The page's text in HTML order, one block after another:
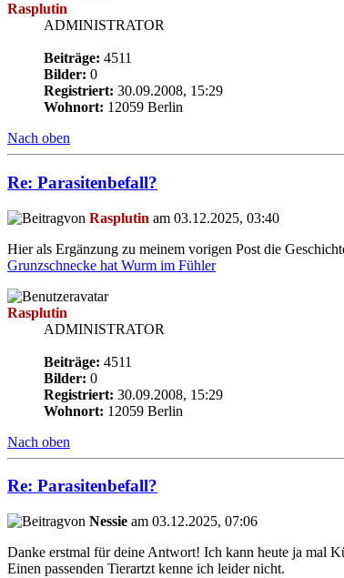
Rasplutin
ADMINISTRATOR
Beiträge: 4511
Bilder: 0
Registriert: 30.09.2008, 15:29
Wohnort: 12059 Berlin
Nach oben
Re: Parasitenbefall?
von Rasplutin am 03.12.2025, 03:40
Hier als Ergänzung zu meinem vorigen Post die
Grunzschnecke hat Wurm im Fühler
Rasplutin
ADMINISTRATOR
Beiträge: 4511
Bilder: 0
Registriert: 30.09.2008, 15:29
Wohnort: 12059 Berlin
Nach oben
Re: Parasitenbefall?
von Nessie am 03.12.2025, 07:06
Danke erstmal für deine Antwort! Ich kann heute ja mal
Einen passenden Tierartzt kenne ich leider nicht.